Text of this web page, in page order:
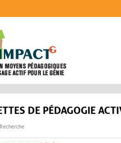
DE PÉDAGOGIE
Recherche